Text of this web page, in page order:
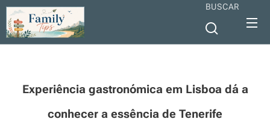
BUSCAR
Experiência gastronómica em Lisboa dá a
conhecer a essência de Tenerife